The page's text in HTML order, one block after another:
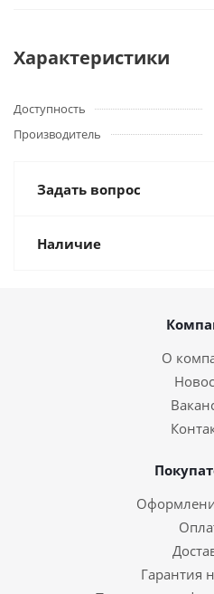
Характеристики
Доступность
Производитель
Задать вопрос
Наличие
О
Гарантия